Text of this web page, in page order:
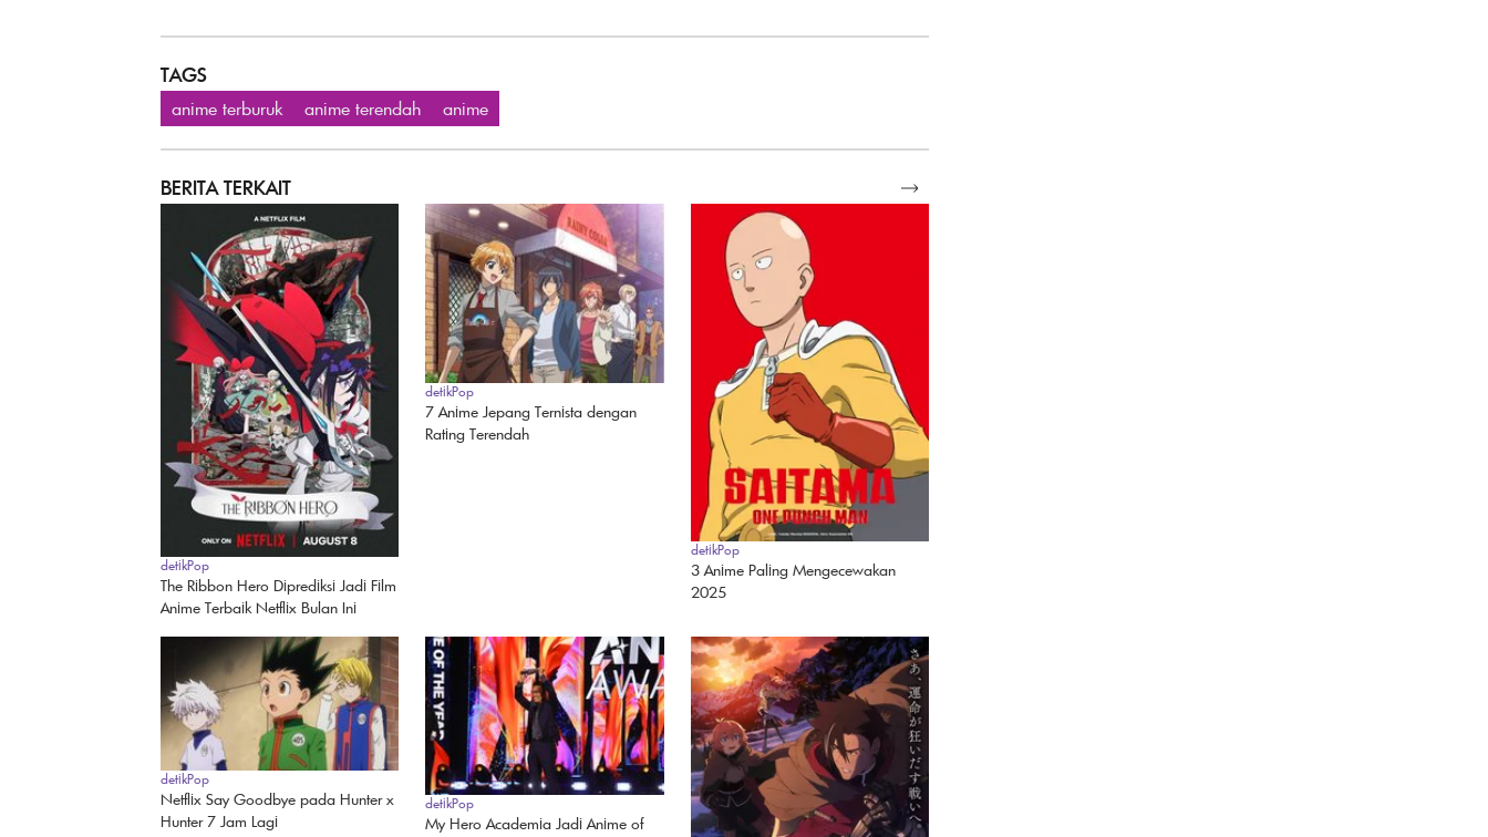
TAGS
anime terburuk anime terendah anime
BERITA TERKAIT
detikPop
The Ribbon Hero Diprediksi Jadi Film
Anime Terbaik Netflix Bulan Ini
detikPop
7 Anime Jepang Ternista dengan
Rating Terendah
detikPop
3 Anime Paling Mengecewakan
2025
detikPop
Netflix Say Goodbye pada Hunter x
Hunter 7 Jam Lagi
detikPop
My Hero Academia Jadi Anime of